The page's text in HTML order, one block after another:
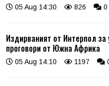
05 Aug 14:30 826 0
Издирваният от Интерпол
проговори от Южна Африка
05 Aug 14:10 1197